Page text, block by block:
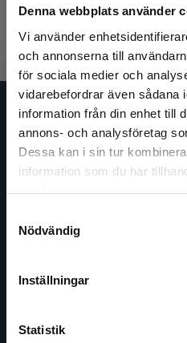
Denna webbplats använder
Vi använder
och annonserna till
för sociala medier och
vidarebefordrar även sådana
information från din enhet till
annons- och analysföretag
Dessa kan i sin tur
information som du har
Nödvändig
Inställningar
Statistik
Begränsad
Det verkar som att du
studentlitteratur.se via
Vi erbjuder inte
att kunna slutföra ett köp
348 krinkl. moms
Studentlitteratur
Studentlitteratur grundades
ledande utbildningsförlag.
facklitteratur, utbildningar
informationstjänster i
längs hela kunskapsresan.
Kontakta oss